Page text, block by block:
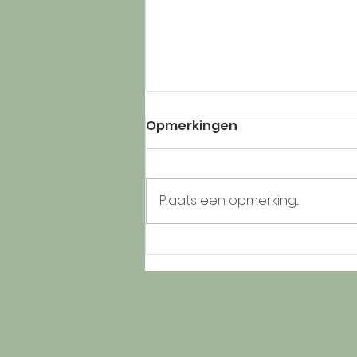
C's naar Temse
Opmerkingen
Plaats een opmerking...